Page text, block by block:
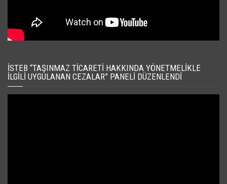
İSTEB “TAŞINMAZ TICARETI HAKKINDA YÖNETMELIKLE
İLGILI UYGULANAN CEZALAR” PANELI DÜZENLENDI